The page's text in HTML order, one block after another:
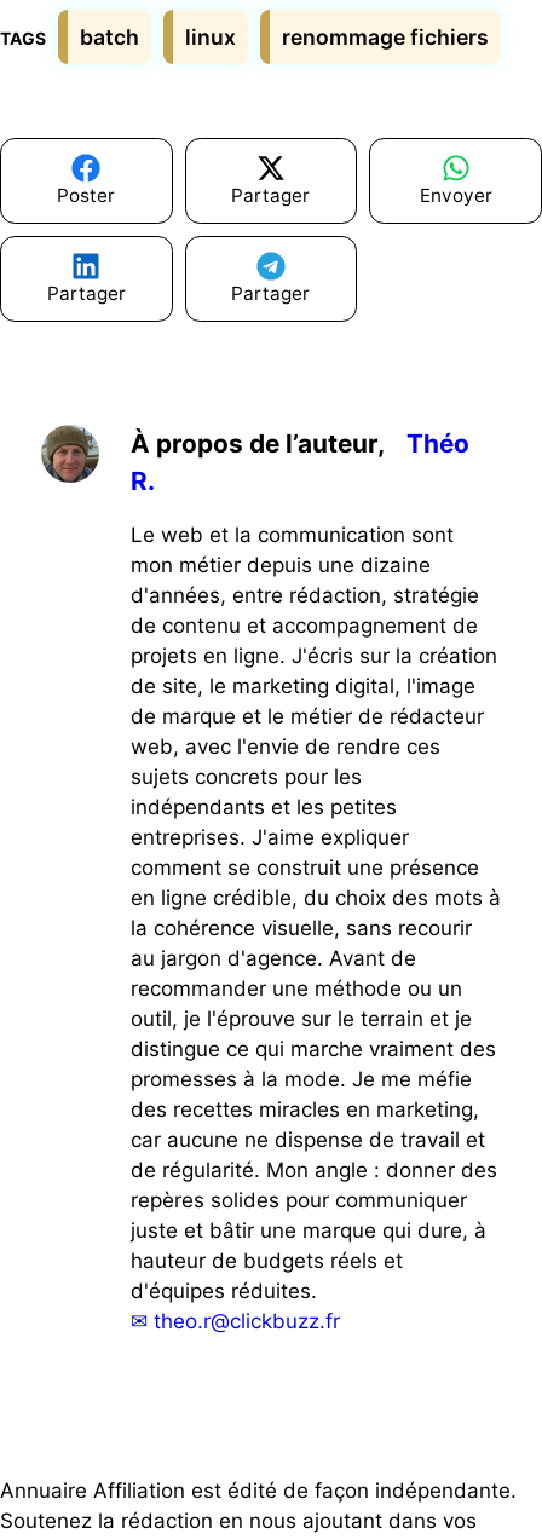
Étiquettes
batch linux renommage fichiers
Poster Partager Envoyer
Partager Partager
À propos de l’auteur,
Théo
R.
Le web et la communication sont
mon métier depuis une dizaine
d'années, entre rédaction, stratégie
de contenu et accompagnement de
projets en ligne. J'écris sur la création
de site, le marketing digital, l'image
de marque et le métier de rédacteur
web, avec l'envie de rendre ces
sujets concrets pour les
indépendants et les petites
entreprises. J'aime expliquer
comment se construit une présence
en ligne crédible, du choix des mots à
la cohérence visuelle, sans recourir
au jargon d'agence. Avant de
recommander une méthode ou un
outil, je l'éprouve sur le terrain et je
distingue ce qui marche vraiment des
promesses à la mode. Je me méfie
des recettes miracles en marketing,
car aucune ne dispense de travail et
de régularité. Mon angle : donner des
repères solides pour communiquer
juste et bâtir une marque qui dure, à
hauteur de budgets réels et
d'équipes réduites.
✉ theo.r@clickbuzz.fr
Annuaire Affiliation est édité de façon indépendante.
Soutenez la rédaction en nous ajoutant dans vos